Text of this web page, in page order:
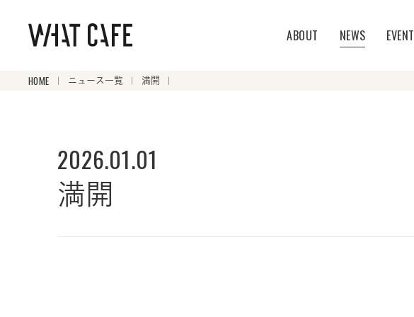
ABOUT NEWS EVENT
HOME ニュース一覧 満開
2026.01.01
満開